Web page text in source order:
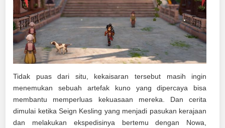
Tidak puas dari situ, kekaisaran tersebut masih ingin
menemukan sebuah artefak kuno yang dipercaya bisa
membantu memperluas kekuasaan mereka. Dan cerita
dimulai ketika Seign Kesling yang menjadi pasukan kerajaan
dan melakukan ekspedisinya bertemu dengan Nowa,